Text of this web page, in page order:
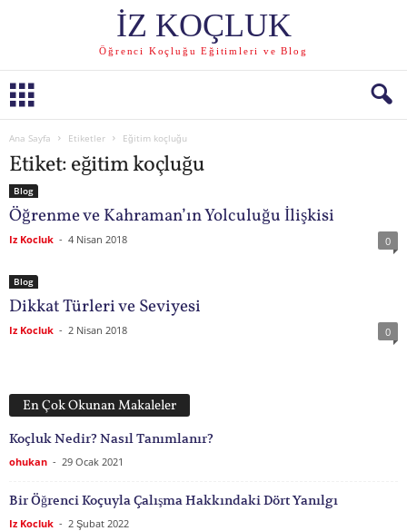
İZ KOÇLUK
Öğrenci Koçluğu Eğitimleri ve Blog
Ana Sayfa Etiketler Eğitim koçluğu
Etiket: eğitim koçluğu
Blog
Öğrenme ve Kahraman’ın Yolculuğu İlişkisi
Iz Kocluk - 4 Nisan 2018 0
Blog
Dikkat Türleri ve Seviyesi
Iz Kocluk - 2 Nisan 2018 0
En Çok Okunan Makaleler
Koçluk Nedir? Nasıl Tanımlanır?
ohukan - 29 Ocak 2021
Bir Öğrenci Koçuyla Çalışma Hakkındaki Dört Yanılgı
Iz Kocluk - 2 Şubat 2022